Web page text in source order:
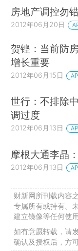
房地产调控勿
2012年06月20日
贺铿：当前防
增长重要
2012年06月15日
世行：不排除
调过度
2012年06月13日
摩根大通李晶
2012年06月13日
财新网所刊载内容
专属所有或持有。
建立镜像等任何使用
如有意愿转载，请
确认及授权后，方